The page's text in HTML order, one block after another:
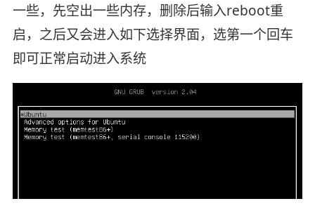
一些，先空出一些内存，删除后输入reboot重
启，之后又会进入如下选择界面，选第一个回车
即可正常启动进入系统